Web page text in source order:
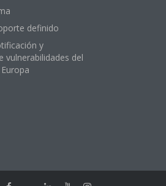
definido
y
vulnerabilidades del